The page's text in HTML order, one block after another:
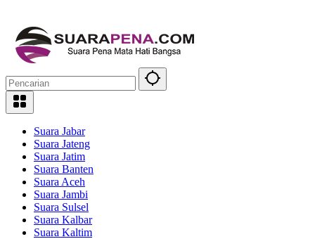
Suara Jabar
Suara Jateng
Suara Jatim
Suara Banten
Suara Aceh
Suara Jambi
Suara Sulsel
Suara Kalbar
Suara Kaltim